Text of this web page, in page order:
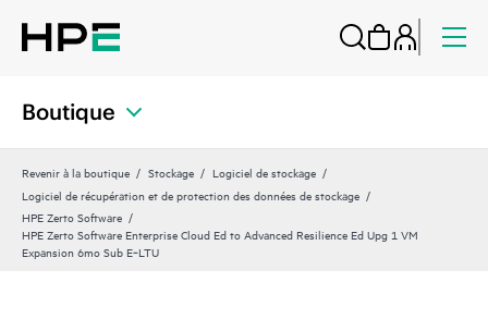
Boutique
Revenir à la boutique Stockage
Logiciel de stockage
Logiciel de récupération et de protection des données de stockage
HPE Zerto Software
HPE Zerto Software Enterprise Cloud Ed to Advanced Resilience Ed Upg 1 VM
Expansion 6mo Sub E‑LTU